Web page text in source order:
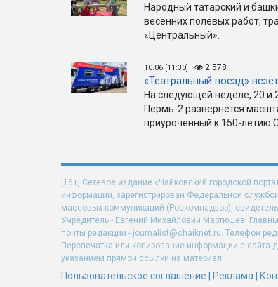
Народный татарский и
весенних полевых работ,
«Центральный».
10.06 [11:30] 2 578
«Театральный поезд»
На следующей неделе, 20 и
Пермь-2 развернётся
приуроченный к 150-летию
[16+] Сетевое издание «Чайковский городской
информации, зарегистрирован Федеральной
массовых коммуникаций (Роскомнадзор),
Учредитель - Евгений Михайлович Мартюшев.
почты редакции - journalist@chaiknet.ru. Телефон
Перепечатка или копирование информации с сайта
указанием прямой ссылки на материал.
Пользовательское соглашение Реклама